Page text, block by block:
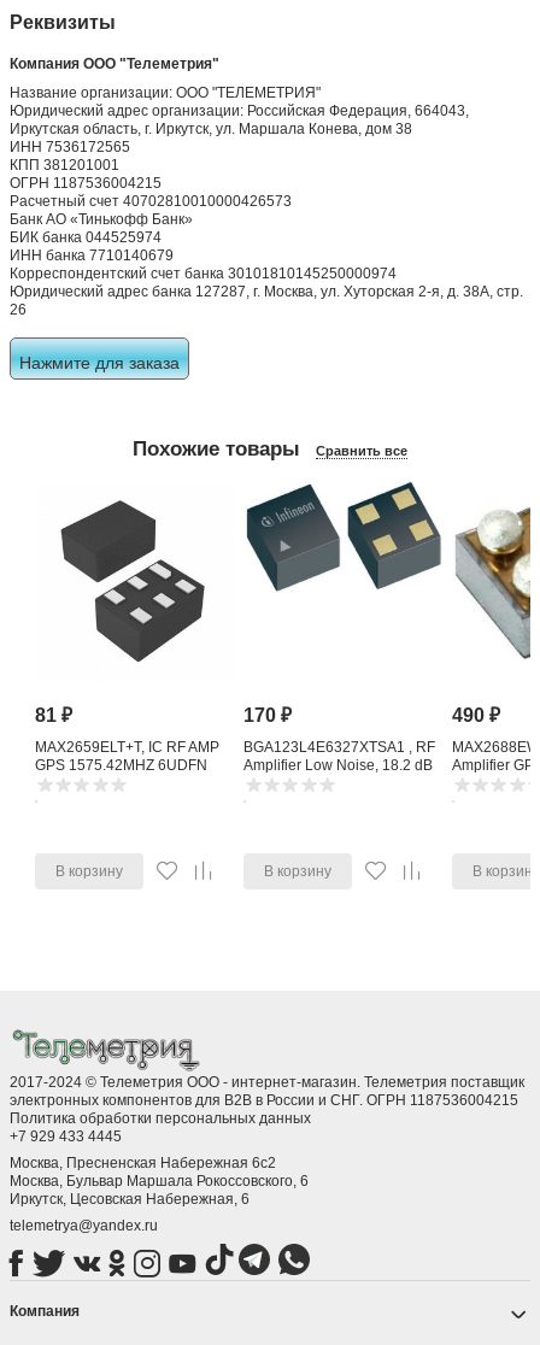
Реквизиты
Компания ООО "Телеметрия"
Название организации: ООО "ТЕЛЕМЕТРИЯ"
Юридический адрес организации: Российская Федерация, 664043,
Иркутская область, г. Иркутск, ул. Маршала Конева, дом 38
ИНН 7536172565
КПП 381201001
ОГРН 1187536004215
Расчетный счет 40702810010000426573
Банк АО «Тинькофф Банк»
БИК банка 044525974
ИНН банка 7710140679
Корреспондентский счет банка 30101810145250000974
Юридический адрес банка 127287, г. Москва, ул. Хуторская 2-я, д. 38А, стр.
26
Нажмите для заказа
Похожие товары Сравнить все
81₽
MAX2659ELT+T, IC RF AMP
GPS 1575.42MHZ 6UDFN
В корзину
170₽
BGA123L4E6327XTSA1 , RF
Amplifier Low Noise, 18.2 dB
1615 MHz, 4-Pin TSLP-4-11
В корзину
490₽
Amplifier
Noise
В корзину
2017-2024 © Телеметрия ООО - интернет-магазин. Телеметрия поставщик
электронных компонентов для B2B в России и СНГ. ОГРН 1187536004215
Политика обработки персональных данных
+7 929 433 4445
Москва, Пресненская Набережная 6с2
Москва, ​Бульвар Маршала Рокоссовского, 6
Иркутск, ​Цесовская Набережная, 6
telemetrya@yandex.ru
Компания